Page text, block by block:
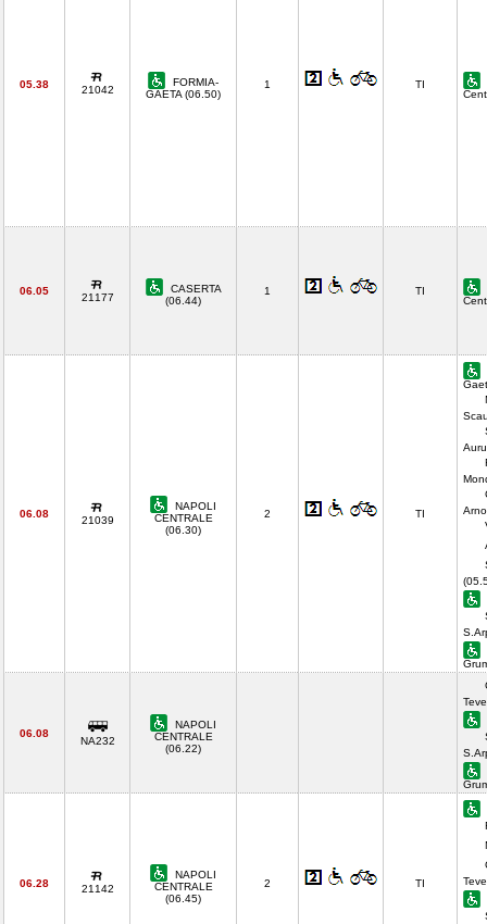
05.38 21042
FORMIA-
GAETA (06.50)
1 TI
06.05
21177
CASERTA
(06.44)
1 TI
06.08
21039
NAPOLI
CENTRALE
(06.30)
2 TI
06.08
NA232
NAPOLI
CENTRALE
(06.22)
06.28 21142
NAPOLI
CENTRALE
(06.45)
2 TI